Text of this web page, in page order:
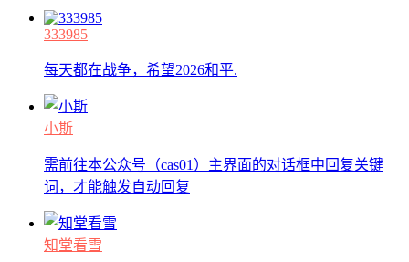
333985
每天都在战争，希望2026和平.
小斯
需前往本公众号（cas01）主界面的对话框中回复关键
词，才能触发自动回复
知堂看雪